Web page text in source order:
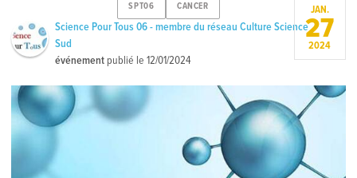
SPT06 CANCER
Science Pour Tous 06 - membre du réseau Culture Science
Sud
événement publié le12/01/2024
JAN.
27
2024